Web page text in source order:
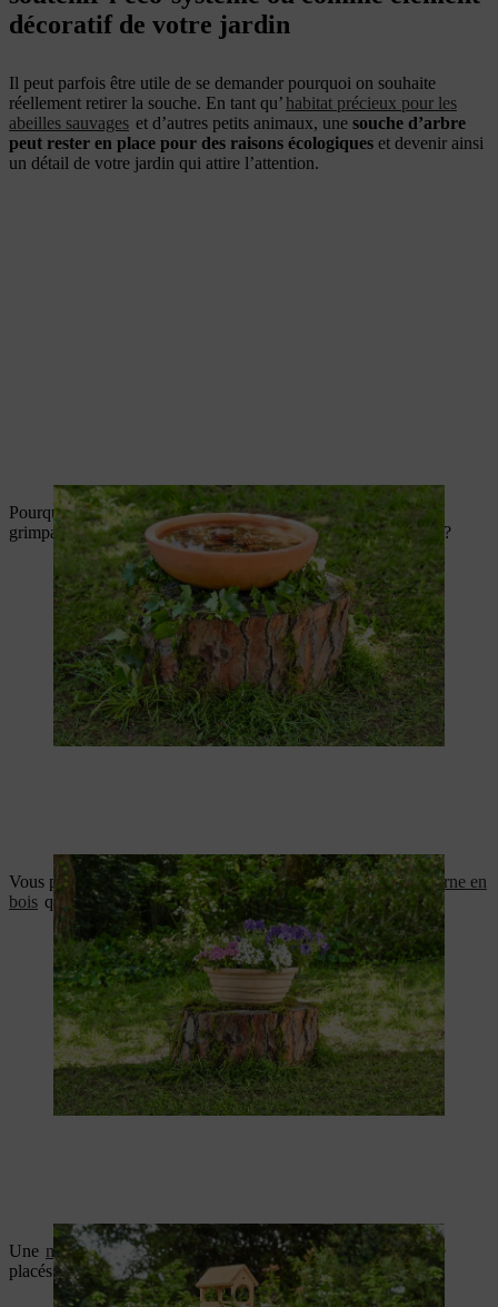
décoratif de votre jardin
Il peut parfois être utile de se demander pourquoi on souhaite
réellement retirer la souche. En tant qu’habitat précieux pour les
abeilles sauvages et d’autres petits animaux, une souche d’arbre
peut rester en place pour des raisons écologiques et devenir ainsi
un détail de votre jardin qui attire l’attention.
Pourquoi ne pas laisser la souche d’arbre se couvrir de plantes
grimpantes comme le lierre, la clématite ou les roses sauvages ?
Vous pouvez également y placer un bac de fleurs ou unelanterne en
bois que vous avez fabriquée vous-même.
Une mangeoire ou un hôtel à insectes peuvent également être
placés sur la souche.